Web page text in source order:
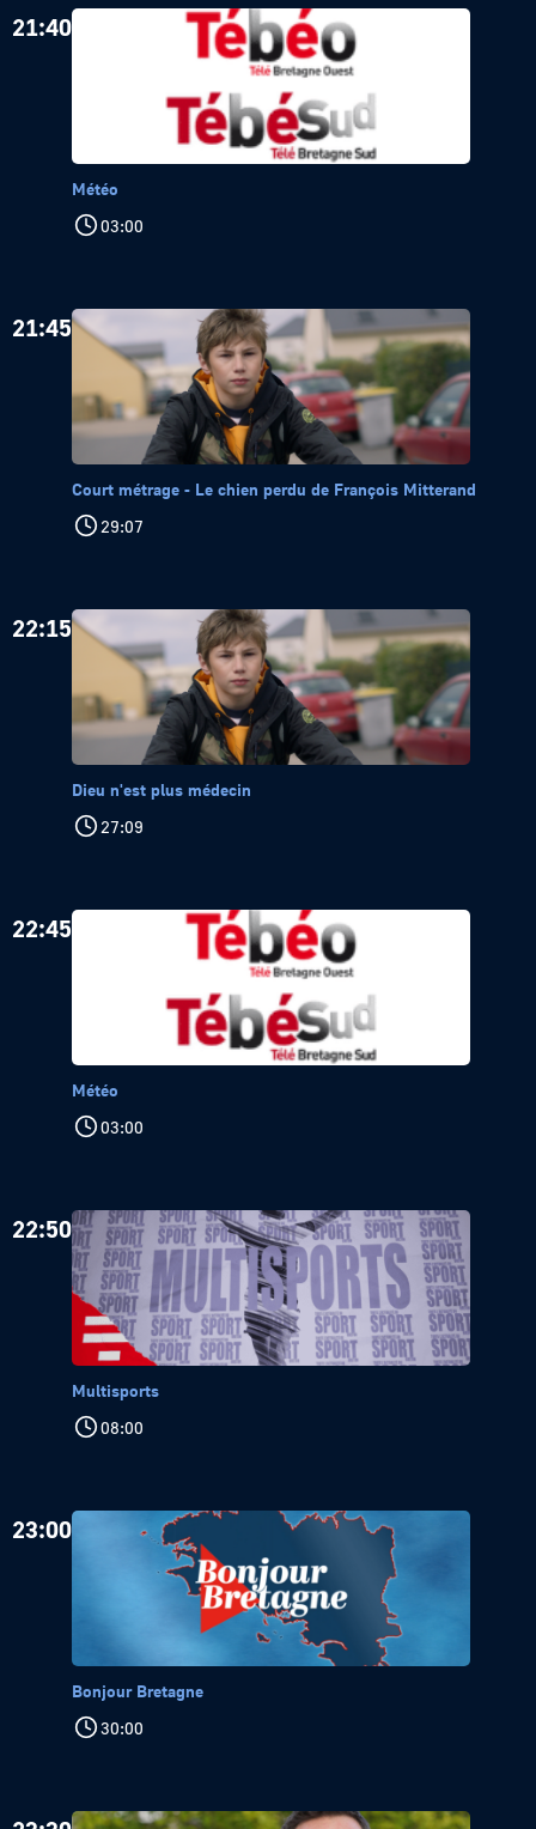
21:40
Météo
03:00
21:45
Court métrage - Le chien perdu de François Mitterand
29:07
22:15
Dieu n'est plus médecin
27:09
22:45
Météo
03:00
22:50
Multisports
08:00
23:00
Bonjour Bretagne
30:00